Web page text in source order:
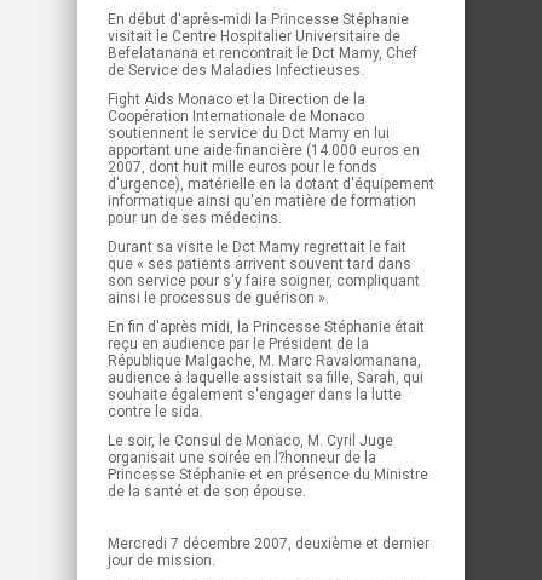
En début d'après-midi la Princesse Stéphanie
visitait le Centre Hospitalier Universitaire de
Befelatanana et rencontrait le Dct Mamy, Chef
de Service des Maladies Infectieuses.
Fight Aids Monaco et la Direction de la
Coopération Internationale de Monaco
soutiennent le service du Dct Mamy en lui
apportant une aide financière (14.000 euros en
2007, dont huit mille euros pour le fonds
d'urgence), matérielle en la dotant d'équipement
informatique ainsi qu'en matière de formation
pour un de ses médecins.
Durant sa visite le Dct Mamy regrettait le fait
que « ses patients arrivent souvent tard dans
son service pour s'y faire soigner, compliquant
ainsi le processus de guérison ».
En fin d'après midi, la Princesse Stéphanie était
reçu en audience par le Président de la
République Malgache, M. Marc Ravalomanana,
audience à laquelle assistait sa fille, Sarah, qui
souhaite également s'engager dans la lutte
contre le sida.
Le soir, le Consul de Monaco, M. Cyril Juge
organisait une soirée en l?honneur de la
Princesse Stéphanie et en présence du Ministre
de la santé et de son épouse.
Mercredi 7 décembre 2007, deuxième et dernier
jour de mission.